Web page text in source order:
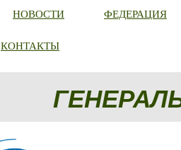
НОВОСТИ ФЕДЕРАЦИЯ
КОНТАКТЫ